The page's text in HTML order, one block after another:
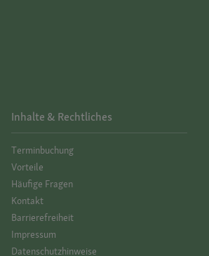
Inhalte & Rechtliches
Termin­buchung
Vorteile
Häufige Fragen
Kontakt
Barrierefreiheit
Impressum
Datenschutz­hinweise